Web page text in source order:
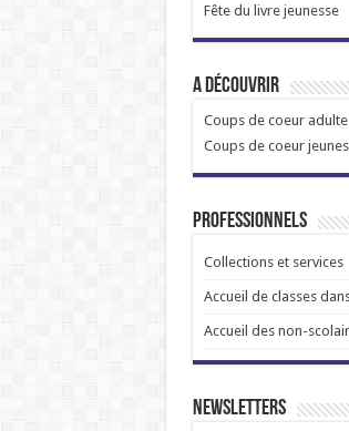
Fête du livre jeunesse
A découvrir
Coups de coeur adulte
Coups de coeur
Professionnels
Collections et services
Accueil de classes
Accueil des non-
Newsletters